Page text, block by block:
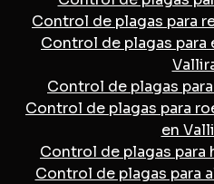
Control de plagas para
Control de plagas
Control de plagas
Control de plagas para
en
Control de plagas para
Control de plagas para